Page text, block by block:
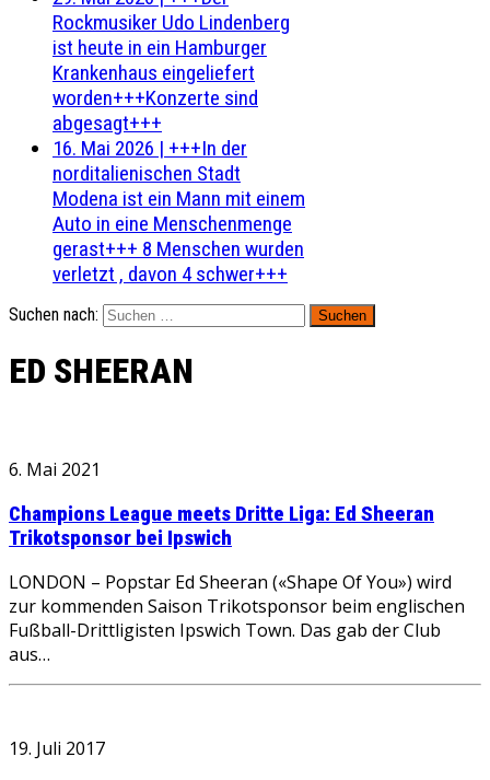
Rockmusiker Udo Lindenberg
ist heute in ein Hamburger
Krankenhaus eingeliefert
worden+++Konzerte sind
abgesagt+++
16. Mai 2026 | +++In der
norditalienischen Stadt
Modena ist ein Mann mit einem
Auto in eine Menschenmenge
gerast+++ 8 Menschen wurden
verletzt , davon 4 schwer+++
Suchen nach:
ED SHEERAN
6. Mai 2021
Champions League meets Dritte Liga: Ed Sheeran
Trikotsponsor bei Ipswich
LONDON – Popstar Ed Sheeran («Shape Of You») wird
zur kommenden Saison Trikotsponsor beim englischen
Fußball-Drittligisten Ipswich Town. Das gab der Club
aus…
19. Juli 2017